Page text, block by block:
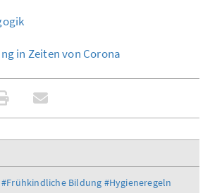
in Zeiten von Corona
#Frühkindliche Bildung #Hygieneregeln